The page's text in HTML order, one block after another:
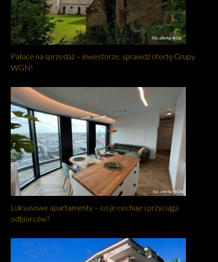
Pałace na sprzedaż – inwestorze, sprawdź ofertę Grupy
WGN!
Luksusowe apartamenty – co je cechuje i przyciąga
odbiorców?